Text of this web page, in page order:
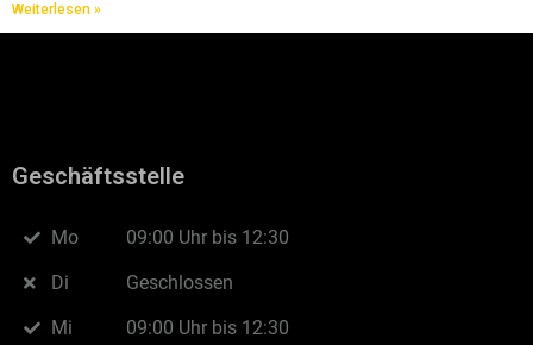
Weiterlesen »
Geschäftsstelle
Mo
Di
Mi
09:00 Uhr bis 12:30
Geschlossen
09:00 Uhr bis 12:30